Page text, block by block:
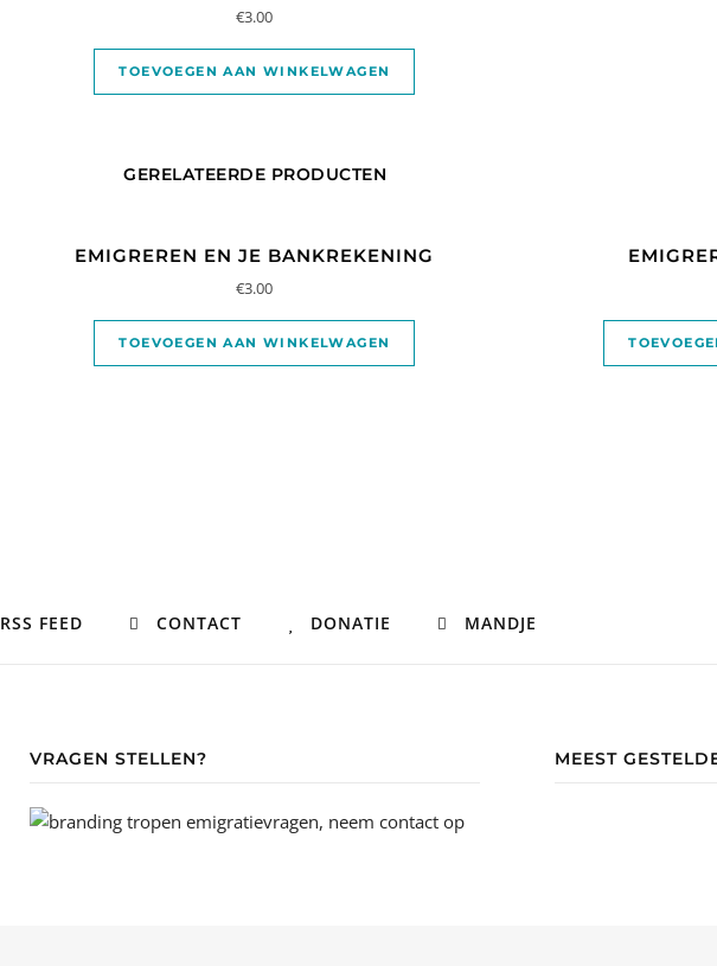
€3.00
TOEVOEGEN AAN WINKELWAGEN
GERELATEERDE PRODUCTEN
EMIGREREN EN JE BANKREKENING
€3.00
TOEVOEGEN AAN WINKELWAGEN
RSS FEED CONTACT DONATIE MANDJE
VRAGEN STELLEN? MEEST